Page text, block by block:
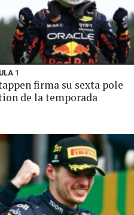
1
firma su sexta pole
de la temporada